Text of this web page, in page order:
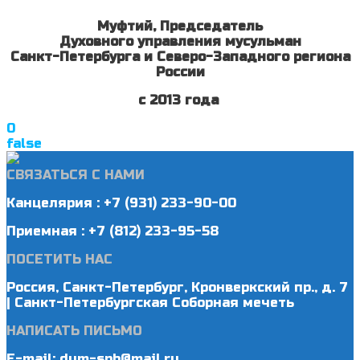
Муфтий, Председатель
Духовного управления мусульман
Санкт-Петербурга и Северо-Западного региона
России
с 2013 года
0
false
СВЯЗАТЬСЯ С НАМИ
Канцелярия : +7 (931) 233-90-00
Приемная : +7 (812) 233-95-58
ПОСЕТИТЬ НАС
Россия, Санкт-Петербург, Кронверкский пр., д. 7
| Санкт-Петербургская Соборная мечеть
НАПИСАТЬ ПИСЬМО